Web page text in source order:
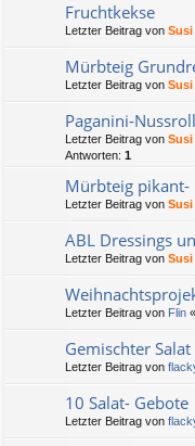
Fruchtkekse
Letzter Beitrag von
Mürbteig
Letzter Beitrag von
Paganini-
Letzter Beitrag von
Antworten: 1
Mürbteig pikant-
Letzter Beitrag von
ABL Dressings
Letzter Beitrag von
Letzter Beitrag von Flin «
Gemischter Salat
Letzter Beitrag von
10 Salat- Gebote
Letzter Beitrag von